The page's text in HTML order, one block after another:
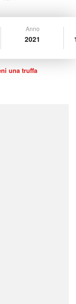
Anno
2021
una truffa